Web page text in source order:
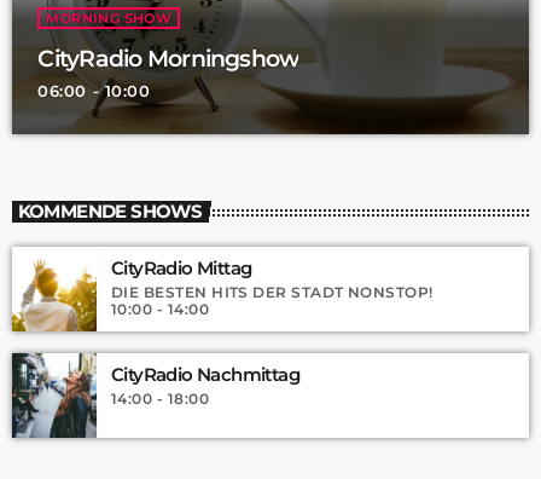
MORNING SHOW
CityRadio Morningshow
06:00 - 10:00
KOMMENDE SHOWS
CityRadio Mittag
DIE BESTEN HITS DER STADT NONSTOP!
10:00 - 14:00
CityRadio Nachmittag
14:00 - 18:00